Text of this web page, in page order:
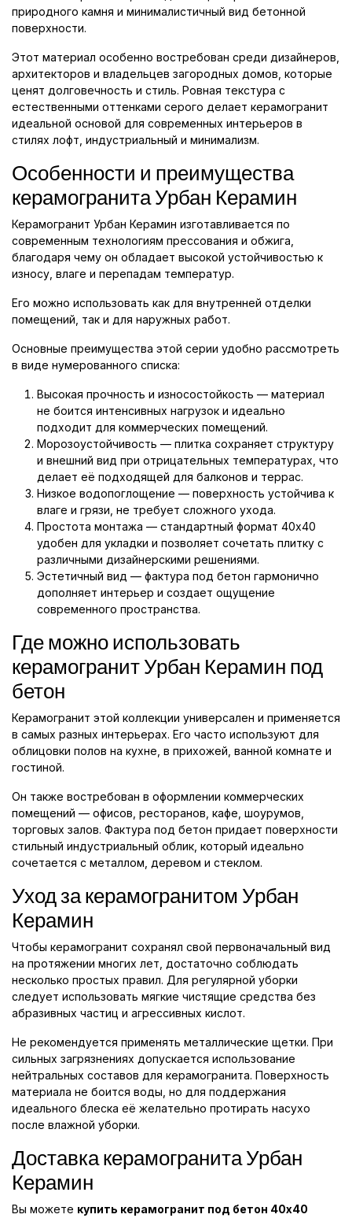
природного камня и минималистичный вид бетонной
поверхности.
Этот материал особенно востребован среди дизайнеров,
архитекторов и владельцев загородных домов, которые
ценят долговечность и стиль. Ровная текстура с
естественными оттенками серого делает керамогранит
идеальной основой для современных интерьеров в
стилях лофт, индустриальный и минимализм.
Особенности и преимущества
керамогранита Урбан Керамин
Керамогранит Урбан Керамин изготавливается по
современным технологиям прессования и обжига,
благодаря чему он обладает высокой устойчивостью к
износу, влаге и перепадам температур.
Его можно использовать как для внутренней отделки
помещений, так и для наружных работ.
Основные преимущества этой серии удобно рассмотреть
в виде нумерованного списка:
Высокая прочность и износостойкость — материал
не боится интенсивных нагрузок и идеально
подходит для коммерческих помещений.
Морозоустойчивость — плитка сохраняет структуру
и внешний вид при отрицательных температурах, что
делает её подходящей для балконов и террас.
Низкое водопоглощение — поверхность устойчива к
влаге и грязи, не требует сложного ухода.
Простота монтажа — стандартный формат 40x40
удобен для укладки и позволяет сочетать плитку с
различными дизайнерскими решениями.
Эстетичный вид — фактура под бетон гармонично
дополняет интерьер и создает ощущение
современного пространства.
Где можно использовать
керамогранит Урбан Керамин под
бетон
Керамогранит этой коллекции универсален и применяется
в самых разных интерьерах. Его часто используют для
облицовки полов на кухне, в прихожей, ванной комнате и
гостиной.
Он также востребован в оформлении коммерческих
помещений — офисов, ресторанов, кафе, шоурумов,
торговых залов. Фактура под бетон придает поверхности
стильный индустриальный облик, который идеально
сочетается с металлом, деревом и стеклом.
Уход за керамогранитом Урбан
Керамин
Чтобы керамогранит сохранял свой первоначальный вид
на протяжении многих лет, достаточно соблюдать
несколько простых правил. Для регулярной уборки
следует использовать мягкие чистящие средства без
абразивных частиц и агрессивных кислот.
Не рекомендуется применять металлические щетки. При
сильных загрязнениях допускается использование
нейтральных составов для керамогранита. Поверхность
материала не боится воды, но для поддержания
идеального блеска её желательно протирать насухо
после влажной уборки.
Доставка керамогранита Урбан
Керамин
Вы можете купить керамогранит под бетон 40x40